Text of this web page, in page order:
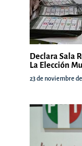
Declara Sala
La Elección
23 de noviembre de